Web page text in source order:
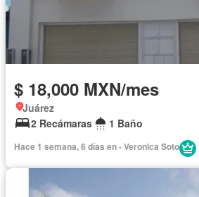
$ 18,000 MXN/mes
Juárez
2 Recámaras
1 Baño
Hace 1 semana, 6 días en - Veronica Soto